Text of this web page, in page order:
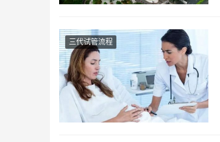
三代试管流程